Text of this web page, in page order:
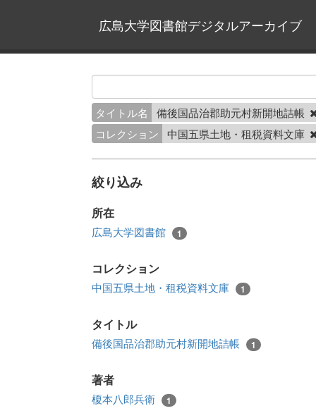
広島大学図書館デジタルアーカイブ
タイトル名
備後国品治郡助元村新開地詰帳
コレクション
中国五県土地・租税資料文庫
絞り込み
所在
広島大学図書館 1
コレクション
中国五県土地・租税資料文庫 1
タイトル
備後国品治郡助元村新開地詰帳 1
著者
榎本八郎兵衛 1